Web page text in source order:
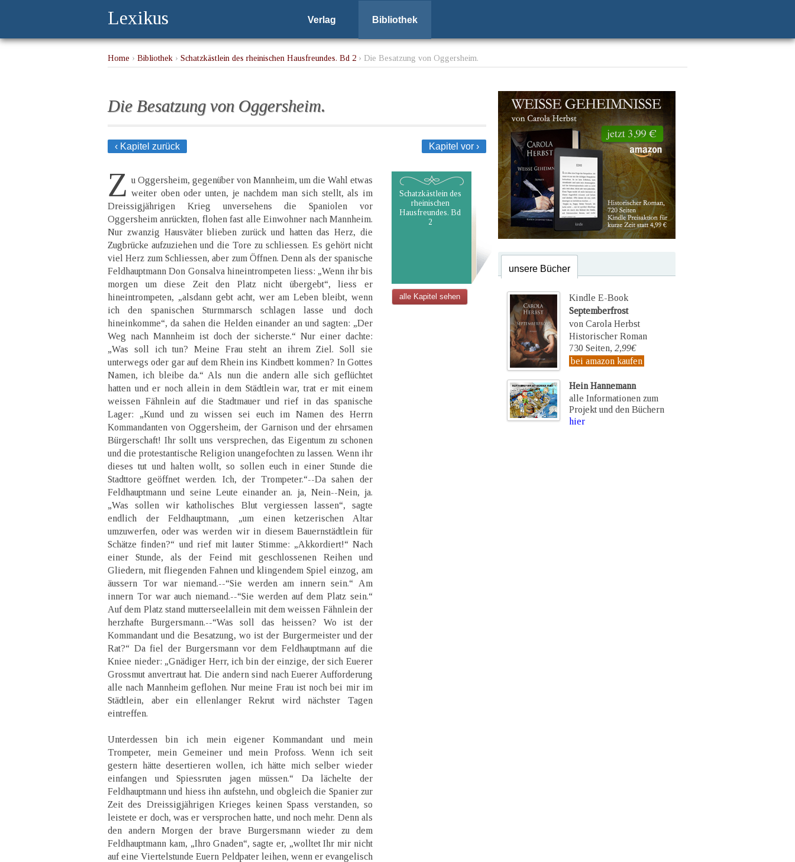
Lexikus Verlag Bibliothek
Home › Bibliothek › Schatzkästlein des rheinischen Hausfreundes. Bd 2 › Die Besatzung von Oggersheim.
Die Besatzung von Oggersheim.
‹ Kapitel zurück Kapitel vor ›
Z u Oggersheim, gegenüber von Mannheim, um die Wahl etwas
weiter oben oder unten, je nachdem man sich stellt, als im
Dreissigjährigen Krieg unversehens die Spaniolen vor
Oggersheim anrückten, flohen fast alle Einwohner nach Mannheim.
Nur zwanzig Hausväter blieben zurück und hatten das Herz, die
Zugbrücke aufzuziehen und die Tore zu schliessen. Es gehört nicht
viel Herz zum Schliessen, aber zum Öffnen. Denn als der spanische
Feldhauptmann Don Gonsalva hineintrompeten liess: „Wenn ihr bis
morgen um diese Zeit den Platz nicht übergebt“, liess er
hineintrompeten, „alsdann gebt acht, wer am Leben bleibt, wenn
ich den spanischen Sturmmarsch schlagen lasse und doch
hineinkomme“, da sahen die Helden einander an und sagten: „Der
Weg nach Mannheim ist doch der sicherste.“ Nur einer dachte:
„Was soll ich tun? Meine Frau steht an ihrem Ziel. Soll sie
unterwegs oder gar auf dem Rhein ins Kindbett kommen? In Gottes
Namen, ich bleibe da.“ Als nun die andern alle sich geflüchtet
hatten und er noch allein in dem Städtlein war, trat er mit einem
weissen Fähnlein auf die Stadtmauer und rief in das spanische
Lager: „Kund und zu wissen sei euch im Namen des Herrn
Kommandanten von Oggersheim, der Garnison und der ehrsamen
Bürgerschaft! Ihr sollt uns versprechen, das Eigentum zu schonen
und die protestantische Religion unangefochten zu lassen. Wenn ihr
dieses tut und halten wollt, so sollen euch in einer Stunde die
Stadttore geöffnet werden. Ich, der Trompeter.“--Da sahen der
Feldhauptmann und seine Leute einander an. ja, Nein--Nein, ja.
„Was sollen wir katholisches Blut vergiessen lassen“, sagte
endlich der Feldhauptmann, „um einen ketzerischen Altar
umzuwerfen, oder was werden wir in diesem Bauernstädtlein für
Schätze finden?“ und rief mit lauter Stimme: „Akkordiert!“ Nach
einer Stunde, als der Feind mit geschlossenen Reihen und
Gliedern, mit fliegenden Fahnen und klingendem Spiel einzog, am
äussern Tor war niemand.--“Sie werden am innern sein.“ Am
innern Tor war auch niemand.--“Sie werden auf dem Platz sein.“
Auf dem Platz stand mutterseelallein mit dem weissen Fähnlein der
herzhafte Burgersmann.--“Was soll das heissen? Wo ist der
Kommandant und die Besatzung, wo ist der Burgermeister und der
Rat?“ Da fiel der Burgersmann vor dem Feldhauptmann auf die
Kniee nieder: „Gnädiger Herr, ich bin der einzige, der sich Euerer
Grossmut anvertraut hat. Die andern sind nach Euerer Aufforderung
alle nach Mannheim geflohen. Nur meine Frau ist noch bei mir im
Städtlein, aber ein ellenlanger Rekrut wird nächster Tagen
eintreffen.
Unterdessen bin ich mein eigener Kommandant und mein
Trompeter, mein Gemeiner und mein Profoss. Wenn ich seit
gestern hätte desertieren wollen, ich hätte mich selber wieder
einfangen und Spiessruten jagen müssen.“ Da lächelte der
Feldhauptmann und hiess ihn aufstehn, und obgleich die Spanier zur
Zeit des Dreissigjährigen Krieges keinen Spass verstanden, so
leistete er doch, was er versprochen hatte, und noch mehr. Denn als
den andern Morgen der brave Burgersmann wieder zu dem
Feldhauptmann kam, „Ihro Gnaden“, sagte er, „wolltet Ihr mir nicht
auf eine Viertelstunde Euern Peldpater leihen, wenn er evangelisch
Schatzkästlein des
rheinischen
Hausfreundes. Bd
2
alle Kapitel sehen
unsere Bücher
Kindle E-Book
Septemberfrost
von Carola Herbst
Historischer Roman
730 Seiten, 2,99€
bei amazon kaufen
Hein Hannemann
alle Informationen zum
Projekt und den Büchern
hier